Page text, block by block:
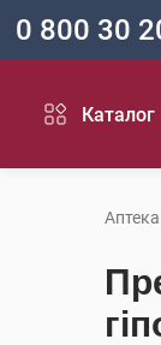
0 800 30
Каталог
Аптека